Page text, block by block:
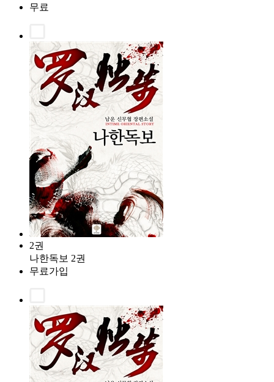
무료
2권
나한독보 2권
무료가입